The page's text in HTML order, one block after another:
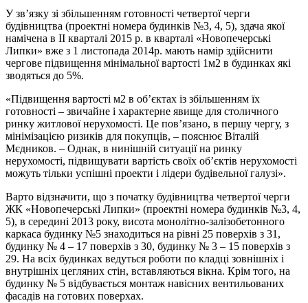
У зв’язку зі збільшенням готовності четвертої черги
будівництва (проектні номера будинків №3, 4, 5), здача якої
намічена в II кварталі 2015 р. в кварталі «Новопечерські
Липки» вже з 1 листопада 2014р. мають намір здійснити
чергове підвищення мінімальної вартості 1м2 в будинках які
зводяться до 5%.
«Підвищення вартості м2 в об’єктах із збільшенням їх
готовності – звичайне і характерне явище для столичного
ринку житлової нерухомості. Це пов’язано, в першу чергу, з
мінімізацією ризиків для покупців, – пояснює Віталій
Мєдников. – Однак, в нинішній ситуації на ринку
нерухомості, підвищувати вартість своїх об’єктів нерухомості
можуть тільки успішні проекти і лідери будівельної галузі».
Варто відзначити, що з початку будівництва четвертої черги
ЖК «Новопечерські Липки» (проектні номера будинків №3, 4,
5), в середині 2013 року, висота монолітно-залізобетонного
каркаса будинку №5 знаходиться на рівні 25 поверхів з 31,
будинку № 4 – 17 поверхів з 30, будинку № 3 – 15 поверхів з
29. На всіх будинках ведуться роботи по кладці зовнішніх і
внутрішніх цегляних стін, вставляються вікна. Крім того, на
будинку № 5 відбувається монтаж навісних вентильованих
фасадів на готових поверхах.